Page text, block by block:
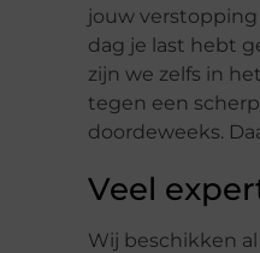
jouw
dag je last hebt
zijn we zelfs in
tegen een
doordeweeks.
Veel
Wij beschikken